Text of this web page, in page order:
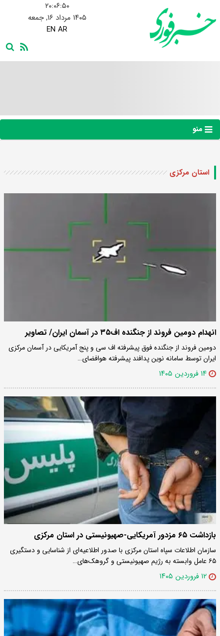
۲۰:۰۶:۵۱
۱۴۰۵ مرداد ۱۶, جمعه
EN AR
منو
استان مرکزی
انهدام دومین فروند از جنگنده اف۳۵ در آسمان ایران/ تصاویر
دومین فروند از جنگنده فوق پیشرفته اف سی و پنج آمریکایی در آسمان مرکزی
ایران توسط سامانه نوین پدافند پیشرفته هوافضای…
۱۴ فروردین ۱۴۰۵
بازداشت ۶۵ مزدور آمریکایی-صهیونیستی در استان مرکزی
سازمان اطلاعات سپاه استان مرکزی با صدور اطلاعیه‌ای از شناسایی و دستگیری
۶۵ عامل وابسته به رژیم صهیونیستی و گروهک‌های…
۱۲ فروردین ۱۴۰۵